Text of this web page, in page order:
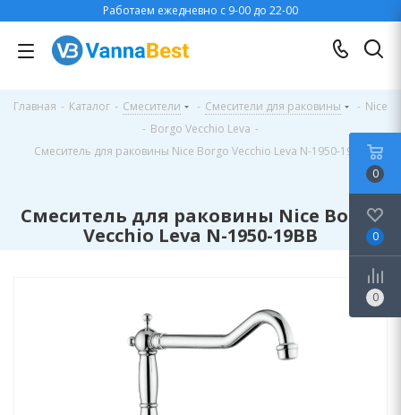
Работаем ежедневно с 9-00 до 22-00
Главная - Каталог - Смесители - Смесители для раковины - Nice
- Borgo Vecchio Leva -
Смеситель для раковины Nice Borgo Vecchio Leva N-1950-19BB
Смеситель для раковины Nice Borgo
Vecchio Leva N-1950-19BB
0
0
0